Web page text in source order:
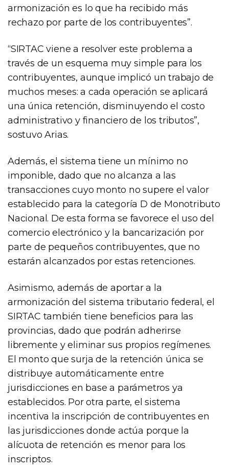
armonización es lo que ha recibido más
rechazo por parte de los contribuyentes”.
“SIRTAC viene a resolver este problema a
través de un esquema muy simple para los
contribuyentes, aunque implicó un trabajo de
muchos meses: a cada operación se aplicará
una única retención, disminuyendo el costo
administrativo y financiero de los tributos”,
sostuvo Arias.
Además, el sistema tiene un mínimo no
imponible, dado que no alcanza a las
transacciones cuyo monto no supere el valor
establecido para la categoría D de Monotributo
Nacional. De esta forma se favorece el uso del
comercio electrónico y la bancarización por
parte de pequeños contribuyentes, que no
estarán alcanzados por estas retenciones.
Asimismo, además de aportar a la
armonización del sistema tributario federal, el
SIRTAC también tiene beneficios para las
provincias, dado que podrán adherirse
libremente y eliminar sus propios regímenes.
El monto que surja de la retención única se
distribuye automáticamente entre
jurisdicciones en base a parámetros ya
establecidos. Por otra parte, el sistema
incentiva la inscripción de contribuyentes en
las jurisdicciones donde actúa porque la
alícuota de retención es menor para los
inscriptos.